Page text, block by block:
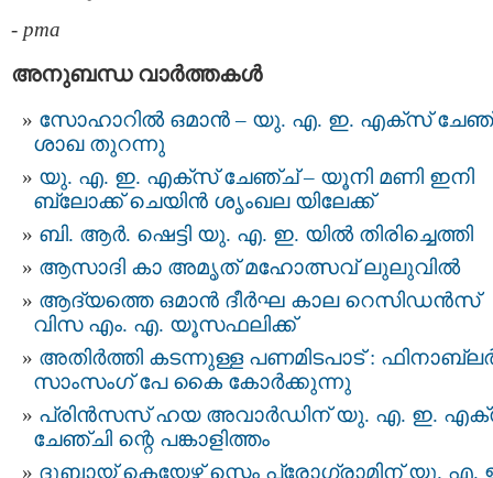
- pma
അനുബന്ധ വാര്‍ത്തകള്‍
സോഹാറില്‍ ഒമാൻ – യു. എ. ഇ. എക്സ്
ശാഖ തുറന്നു
യു. എ. ഇ. എക്സ് ചേഞ്ച് – യൂനി മണി ഇനി
ബ്ലോക്ക് ചെയിൻ ശൃംഖല യിലേക്ക്
ബി. ആർ. ഷെട്ടി യു. എ. ഇ. യിൽ തിരിച്ചെത്തി
ആസാദി കാ അമൃത് മഹോത്സവ് ലുലുവിൽ
ആദ്യത്തെ ഒമാന്‍ ദീര്‍ഘ കാല റെസിഡന്‍സ്
വിസ എം. എ. യൂസഫലിക്ക്
അ​തി​ർ​ത്തി​ ക​ട​ന്നു​ള്ള പ​ണ​മി​ട​പാട് :
സാം​സംഗ് പേ കൈ​ കോ​ർ​ക്കു​ന്നു
പ്രിൻസസ് ഹയ അവാർഡിന് യു. എ. ഇ.
ചേഞ്ചി ന്റെ പങ്കാളിത്തം
ദുബായ് കെയേഴ്സ് സ്റ്റെം പ്രോഗ്രാമിന് യു. എ.